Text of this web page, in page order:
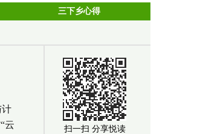
三下乡心得
云
扫一扫 分享悦读